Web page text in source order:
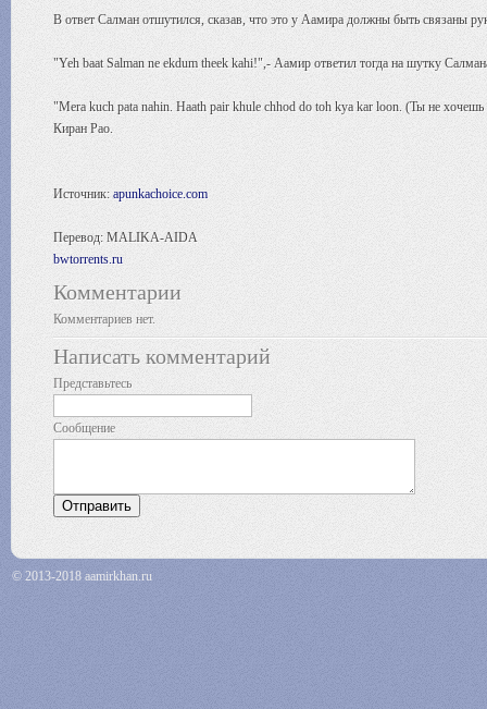
В ответ Салман отшутился, сказав, что это у Аамира должны быть связаны
"Yeh baat Salman ne ekdum theek kahi!",- Аамир ответил тогда на шутку
"Mera kuch pata nahin. Haath pair khule chhod do toh kya kar loon. (Ты не
Киран Рао.
Источник: apunkachoice.com
Перевод: MALIKA-AIDA
bwtorrents.ru
Комментарии
Комментариев нет.
Написать комментарий
Представьтесь
Сообщение
© 2013-2018 aamirkhan.ru